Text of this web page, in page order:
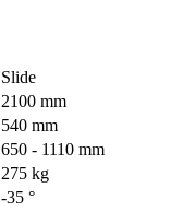
Slide
2100 mm
540 mm
650 - 1110 mm
275 kg
-35 °